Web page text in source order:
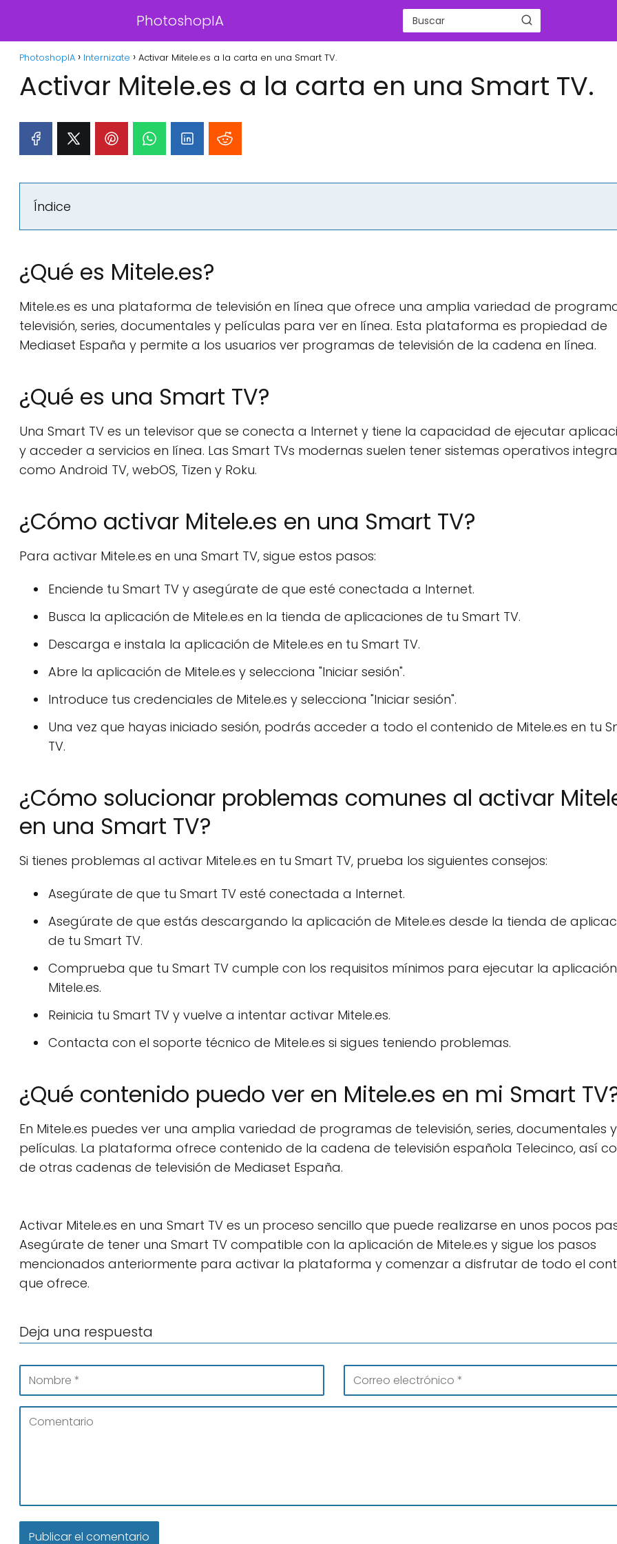
PhotoshopIA
PhotoshopIA Internizate Activar Mitele.es a la carta en una Smart TV.
Activar Mitele.es a la carta en una Smart TV.
Índice
¿Qué es Mitele.es?
Mitele.es es una plataforma de televisión en línea que ofrece una amplia variedad de
televisión, series, documentales y películas para ver en línea. Esta plataforma es propiedad de
Mediaset España y permite a los usuarios ver programas de televisión de la cadena en línea.
¿Qué es una Smart TV?
Una Smart TV es un televisor que se conecta a Internet y tiene la capacidad de ejecutar
y acceder a servicios en línea. Las Smart TVs modernas suelen tener sistemas operativos
como Android TV, webOS, Tizen y Roku.
¿Cómo activar Mitele.es en una Smart TV?
Para activar Mitele.es en una Smart TV, sigue estos pasos:
Enciende tu Smart TV y asegúrate de que esté conectada a Internet.
Busca la aplicación de Mitele.es en la tienda de aplicaciones de tu Smart TV.
Descarga e instala la aplicación de Mitele.es en tu Smart TV.
Abre la aplicación de Mitele.es y selecciona "Iniciar sesión".
Introduce tus credenciales de Mitele.es y selecciona "Iniciar sesión".
Una vez que hayas iniciado sesión, podrás acceder a todo el contenido de Mitele.es en tu
TV.
¿Cómo solucionar problemas comunes al activar
en una Smart TV?
Si tienes problemas al activar Mitele.es en tu Smart TV, prueba los siguientes consejos:
Asegúrate de que tu Smart TV esté conectada a Internet.
Asegúrate de que estás descargando la aplicación de Mitele.es desde la tienda de
de tu Smart TV.
Comprueba que tu Smart TV cumple con los requisitos mínimos para ejecutar la
Mitele.es.
Reinicia tu Smart TV y vuelve a intentar activar Mitele.es.
Contacta con el soporte técnico de Mitele.es si sigues teniendo problemas.
¿Qué contenido puedo ver en Mitele.es en mi Smart
En Mitele.es puedes ver una amplia variedad de programas de televisión, series, documentales y
películas. La plataforma ofrece contenido de la cadena de televisión española Telecinco, así
de otras cadenas de televisión de Mediaset España.
Activar Mitele.es en una Smart TV es un proceso sencillo que puede realizarse en unos pocos
Asegúrate de tener una Smart TV compatible con la aplicación de Mitele.es y sigue los pasos
mencionados anteriormente para activar la plataforma y comenzar a disfrutar de todo el
que ofrece.
Deja una respuesta